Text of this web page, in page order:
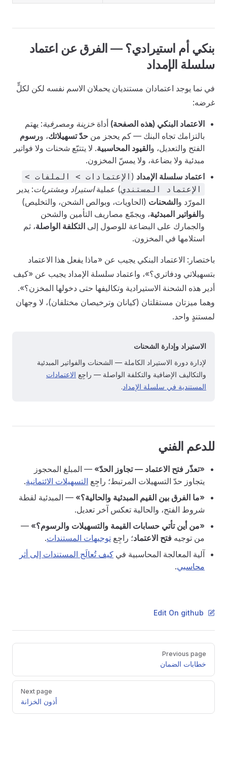
بنكي أم استيرادي؟ — الفرق عن اعتماد
سلسلة الإمداد
في نما يوجد اعتمادان مستنديان يحملان الاسم نفسه لكن لكلٍّ
غرضه:
الاعتماد البنكي (هذه الصفحة) أداة خزينة ومصرفية: يهتم
بالتزامك تجاه البنك — كم يحجز من حدّ تسهيلاتك، ورسوم
الفتح والتعديل، والقيود المحاسبية. لا يتتبّع شحنات ولا فواتير
مبدئية ولا بضاعة، ولا يمسّ المخزون.
اعتماد سلسلة الإمداد ( الإعتمادات > الملفات >
الإعتماد المستندي) عمليةاستيراد ومشتريات: يدير
المورّد والشحنات (الحاويات، وبوالص الشحن، والتخليص)
والفواتير المبدئية، ويجمّع مصاريف التأمين والشحن
والجمارك على البضاعة للوصول إلى التكلفة الواصلة، ثم
استلامها في المخزون.
باختصار: الاعتماد البنكي يجيب عن «ماذا يفعل هذا الاعتماد
بتسهيلاتي ودفاتري؟»، واعتماد سلسلة الإمداد يجيب عن «كيف
أدير هذه الشحنة الاستيرادية وتكاليفها حتى دخولها المخزن؟».
وهما ميزتان مستقلتان (كيانان وترخيصان مختلفان)، لا وجهان
لمستندٍ واحد.
الاستيراد وإدارة الشحنات
لإدارة دورة الاستيراد الكاملة — الشحنات والفواتير المبدئية
والتكاليف الإضافية والتكلفة الواصلة — راجِع الاعتمادات
المستندية في سلسلة الإمداد.
للدعم الفني
«تعذّر فتح الاعتماد — تجاوز الحدّ» — المبلغ المحجوز
يتجاوز حدّ التسهيلات المرتبط؛ راجِع التسهيلات الائتمانية.
«ما الفرق بين القيم المبدئية والحالية؟» — المبدئية لقطة
شروط الفتح، والحالية تعكس آخر تعديل.
«من أين تأتي حسابات القيمة والتسهيلات والرسوم؟» —
من توجيه فتح الاعتماد؛ راجِع توجيهات المستندات.
آلية المعالجة المحاسبية في كيف تُعالَج المستندات إلى أثر
محاسبي.
Edit On github
Previous page
خطابات الضمان
Next page
أذون الخزانة